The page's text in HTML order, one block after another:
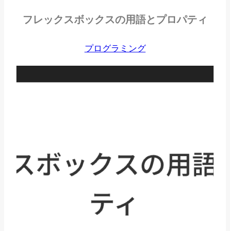
フレックスボックスの用語とプロパティ
プログラミング